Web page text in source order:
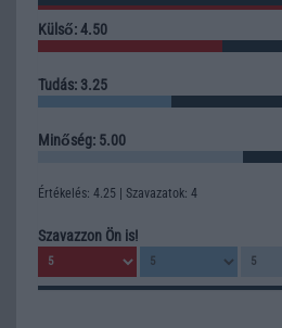
Külső: 4.50
Tudás: 3.25
Minőség: 5.00
Értékelés: 4.25 | Szavazatok: 4
Szavazzon Ön is!